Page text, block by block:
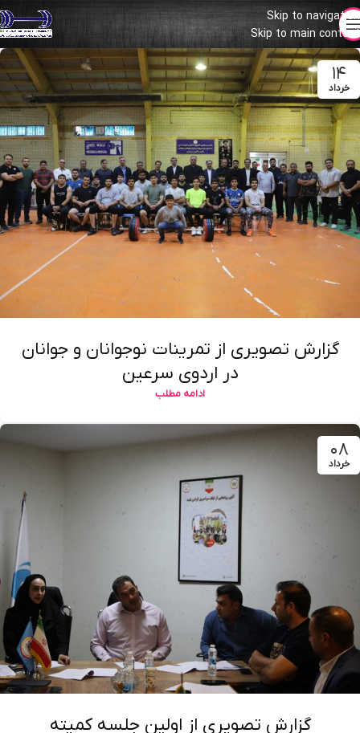
Skip to navigation
Skip to main content
۱۴
خرداد
گزارش تصویری از تمرینات نوجوانان و جوانان
در اردوی سرعین
ادامه مطلب
۰۸
خرداد
گزارش تصویری از اولین جلسه کمیته